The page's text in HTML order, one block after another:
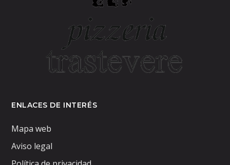
ENLACES DE INTERÉS
Mapa web
Aviso legal